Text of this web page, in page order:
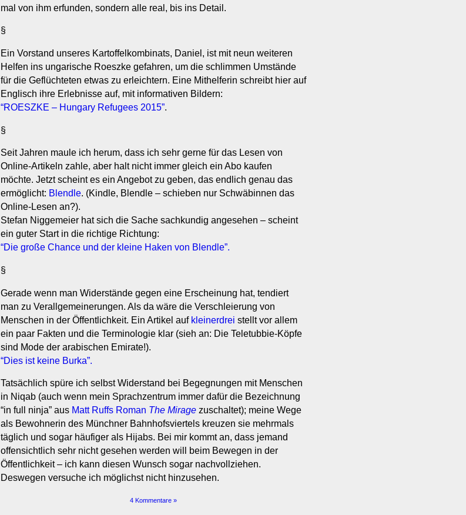
mal von ihm erfunden, sondern alle real, bis ins Detail.
§
Ein Vorstand unseres Kartoffelkombinats, Daniel, ist mit neun weiteren
Helfen ins ungarische Roeszke gefahren, um die schlimmen Umstände
für die Geflüchteten etwas zu erleichtern. Eine Mithelferin schreibt hier auf
Englisch ihre Erlebnisse auf, mit informativen Bildern:
“ROESZKE – Hungary Refugees 2015”.
§
Seit Jahren maule ich herum, dass ich sehr gerne für das Lesen von
Online-Artikeln zahle, aber halt nicht immer gleich ein Abo kaufen
möchte. Jetzt scheint es ein Angebot zu geben, das endlich genau das
ermöglicht: Blendle. (Kindle, Blendle – schieben nur Schwäbinnen das
Online-Lesen an?).
Stefan Niggemeier hat sich die Sache sachkundig angesehen – scheint
ein guter Start in die richtige Richtung:
“Die große Chance und der kleine Haken von Blendle”.
§
Gerade wenn man Widerstände gegen eine Erscheinung hat, tendiert
man zu Verallgemeinerungen. Als da wäre die Verschleierung von
Menschen in der Öffentlichkeit. Ein Artikel auf kleinerdrei stellt vor allem
ein paar Fakten und die Terminologie klar (sieh an: Die Teletubbie-Köpfe
sind Mode der arabischen Emirate!).
“Dies ist keine Burka”.
Tatsächlich spüre ich selbst Widerstand bei Begegnungen mit Menschen
in Niqab (auch wenn mein Sprachzentrum immer dafür die Bezeichnung
“in full ninja” aus Matt Ruffs Roman The Mirage zuschaltet); meine Wege
als Bewohnerin des Münchner Bahnhofsviertels kreuzen sie mehrmals
täglich und sogar häufiger als Hijabs. Bei mir kommt an, dass jemand
offensichtlich sehr nicht gesehen werden will beim Bewegen in der
Öffentlichkeit – ich kann diesen Wunsch sogar nachvollziehen.
Deswegen versuche ich möglichst nicht hinzusehen.
4 Kommentare »